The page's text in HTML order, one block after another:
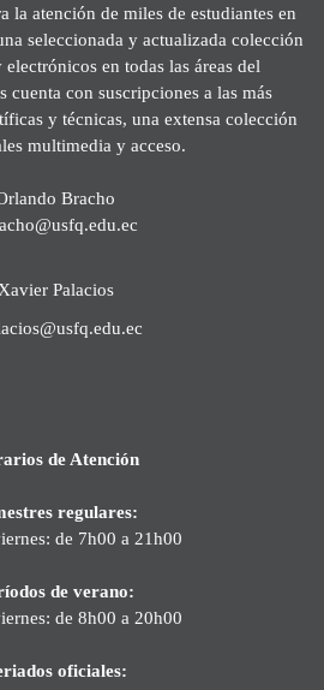
la atención de miles de estudiantes en
seleccionada y actualizada colección
en todas las áreas del
cuenta con suscripciones a las más
y técnicas, una extensa colección
multimedia y acceso.
Bracho
Xavier Palacios
de Atención
regulares:
de 7h00 a 21h00
de verano:
de 8h00 a 20h00
oficiales: